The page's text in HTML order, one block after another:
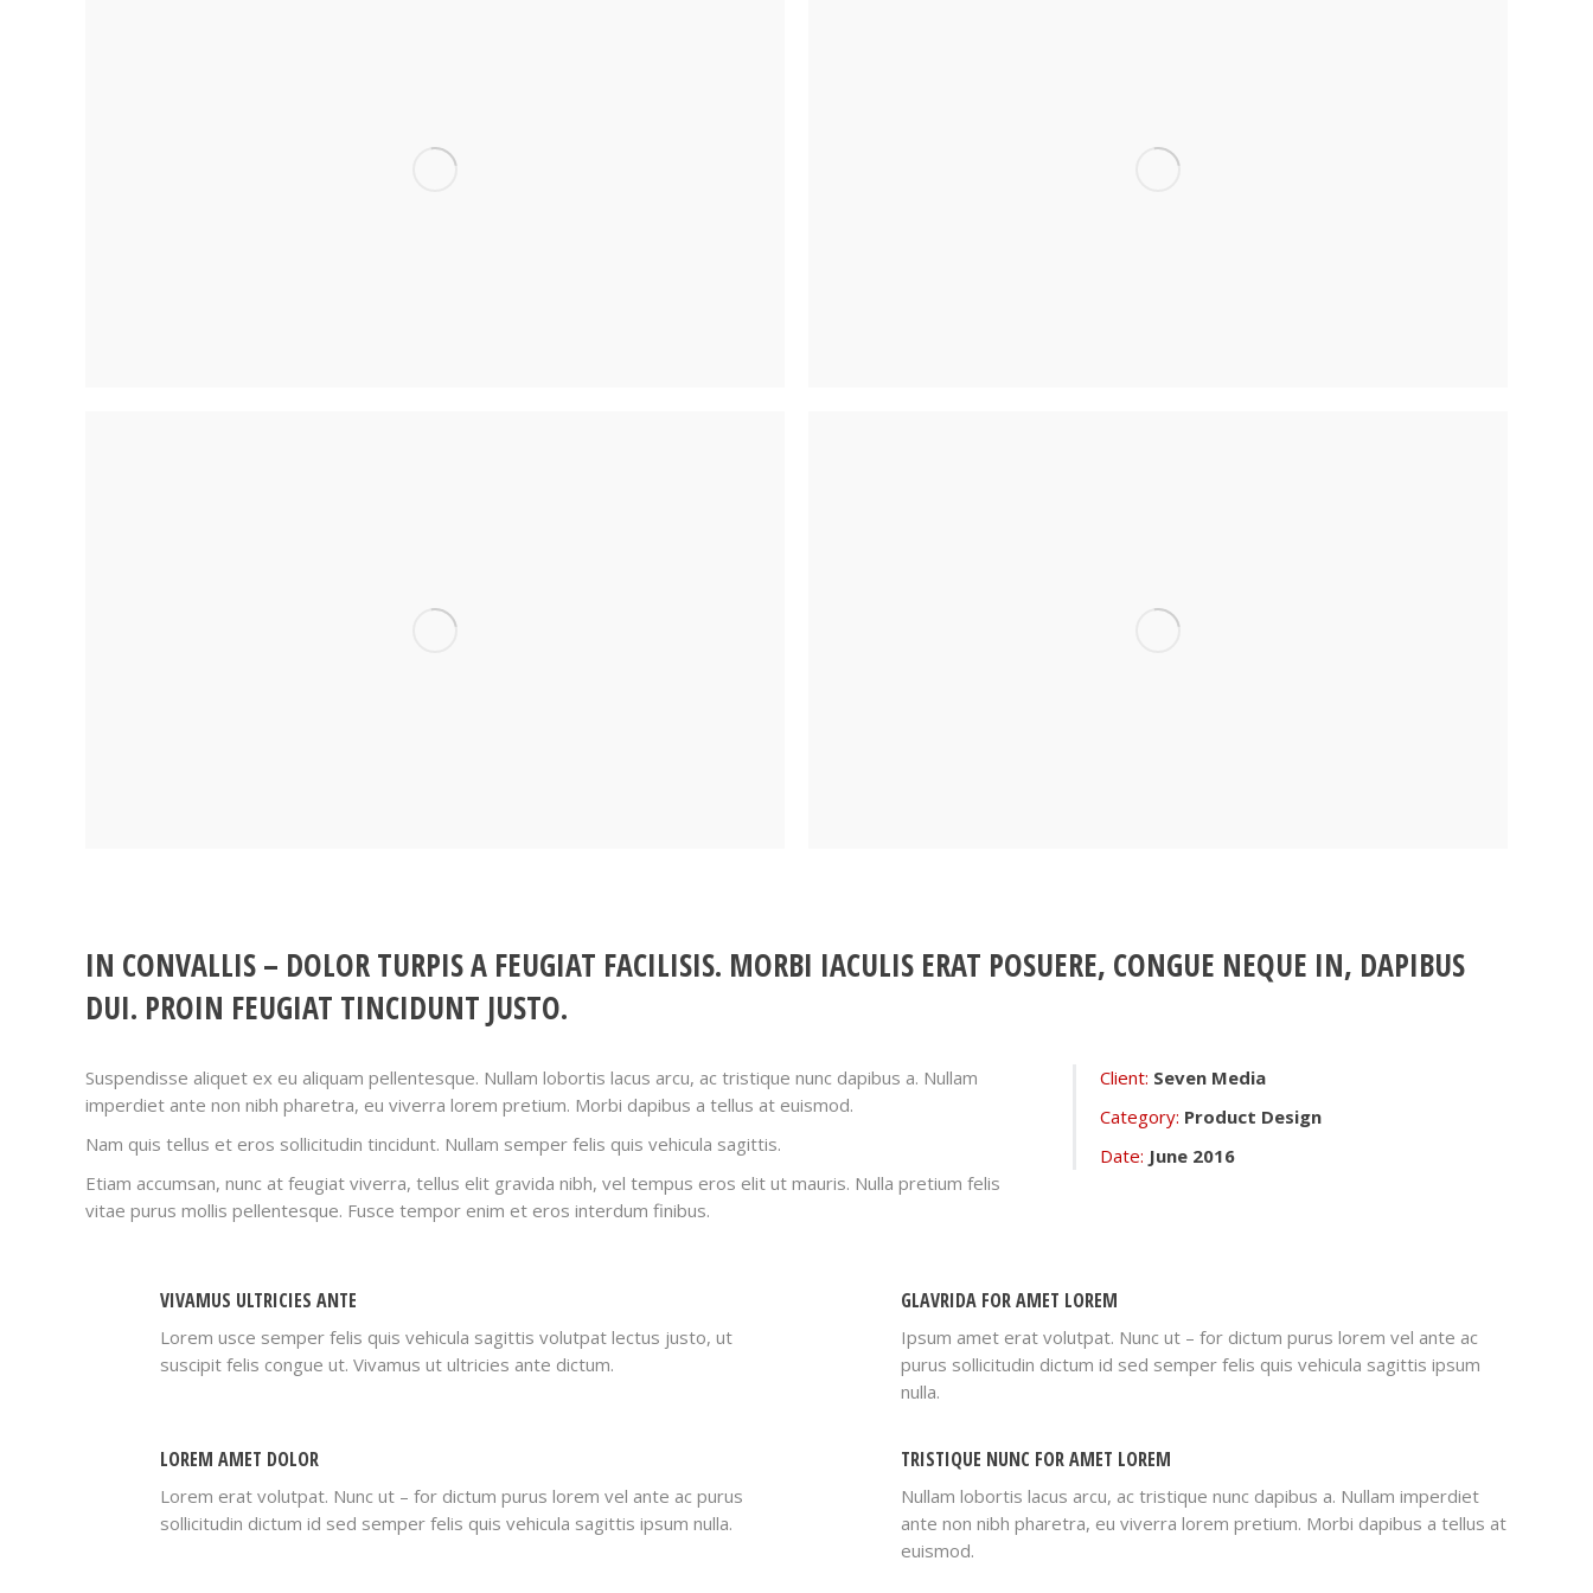
IN CONVALLIS – DOLOR TURPIS A FEUGIAT FACILISIS. MORBI IACULIS ERAT POSUERE, CONGUE NEQUE IN, DAPIBUS
DUI. PROIN FEUGIAT TINCIDUNT JUSTO.
Suspendisse aliquet ex eu aliquam pellentesque. Nullam lobortis lacus arcu, ac tristique nunc dapibus a. Nullam
imperdiet ante non nibh pharetra, eu viverra lorem pretium. Morbi dapibus a tellus at euismod.
Nam quis tellus et eros sollicitudin tincidunt. Nullam semper felis quis vehicula sagittis.
Etiam accumsan, nunc at feugiat viverra, tellus elit gravida nibh, vel tempus eros elit ut mauris. Nulla pretium felis
vitae purus mollis pellentesque. Fusce tempor enim et eros interdum finibus.
Client: Seven Media
Category: Product Design
Date: June 2016
VIVAMUS ULTRICIES ANTE
Lorem usce semper felis quis vehicula sagittis volutpat lectus justo, ut
suscipit felis congue ut. Vivamus ut ultricies ante dictum.
GLAVRIDA FOR AMET LOREM
Ipsum amet erat volutpat. Nunc ut – for dictum purus lorem vel ante ac
purus sollicitudin dictum id sed semper felis quis vehicula sagittis ipsum
nulla.
LOREM AMET DOLOR
Lorem erat volutpat. Nunc ut – for dictum purus lorem vel ante ac purus
sollicitudin dictum id sed semper felis quis vehicula sagittis ipsum nulla.
TRISTIQUE NUNC FOR AMET LOREM
Nullam lobortis lacus arcu, ac tristique nunc dapibus a. Nullam imperdiet
ante non nibh pharetra, eu viverra lorem pretium. Morbi dapibus a tellus at
euismod.